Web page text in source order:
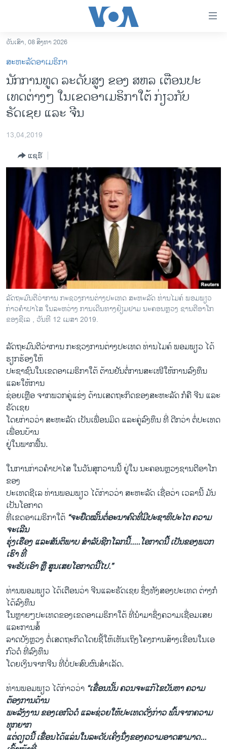
ເຂົ້າ
ຫາ
ຂ້າມ
ຂ້າມ
ຂ້າມ
ໄປ
ຫາ
ຊອກ
ລາວ
ອາເມຣິກາ
ການເລືອກຕັ້ງ ປະທານາທີບໍດີ ສະຫະລັດ 2024
ອິດສະຫຼະພາບດ້ານການຂ່າວ
ຊີວິດຊາວລາວ
ຊຸມຊົນຊາວລາວ
ວິທະຍາສາດ-ເທັກໂນໂລຈີ
ທຸລະກິດ
ພາສາອັງກິດ
ວີດີໂອ
ສຽງ
ລາຍງານ
ພາສາຕ່າງໆ
ວັນເສົາ, 08 ສິງຫາ 2026
ສະຫະລັດອາເມຣິກາ
ນັກການທູດ ລະດັບສູງ ຂ​ອງ ສ​ຫລ ເຕືອນ​ປະ​
ເທດ​ຕ່າງໆ ໃນເຂດອາເມຣິກາໃຕ້ ກ່ຽວ​ກັບ
ຣັດເຊຍ ແລະ ຈີນ
13,04,2019
ແຊຣ໌
ລັດຖະມົນຕີວ່າການ ກະຊວງການຕ່າງປະເທດ ສະຫະລັດ ທ່ານໄມຄ໌ ພອມພຽວ
ກ່າວຄຳປາໄສ ໃນລະຫວ່າງ ການເດີນທາງຢ້ຽມຢາມ ນະຄອນຫຼວງ ຊານຕີອາໂກ
ຂອງຊີເລ , ວັນທີ 12 ເມສາ 2019.
ລັດຖະມົນຕີວ່າການ ກະຊວງການຕ່າງປະເທດ ທ່ານໄມຄ໌ ພອມພຽວ ໄດ້
ຮຽກຮ້ອງໃຫ້
ປະຊາຊົນໃນເຂດອາເມຣິກາໃຕ້ ຕ້ານຢັນຕໍ່ການສະເໜີໃຫ້ການລົງທຶນ
ແລະໃຫ້ການ
ຊ່ອຍເຫຼືອ ຈາກພວກຄູ່ແຂ່ງ ດ້ານເສດຖະກິດຂອງສະຫະລັດ ກໍຄື ຈີນ ແລະ
ຣັດເຊຍ
ໂດຍກ່າວວ່າ ສະຫະລັດ ເປັນເພື່ອນມິດ ແລະຄູ່ລົງທຶນ ທີ່ ດີກວ່າ ຕໍ່ປະເທດ
ເພື່ອນບ້ານ
ຢູ່ໃນພາກພື້ນ.
ໃນການກ່າວຄຳປາໄສ ໃນວັນສຸກວານນີ້ ຢູ່ໃນ ນະຄອນຫຼວງຊານຕີອາໂກ
ຂອງ
ປະເທດຊີເລ ທ່ານພອມພຽວ ໄດ້ກ່າວວ່າ ສະຫະລັດ ເຊື່ອວ່າ ເວລານີ້ ມັນ
ເປັນໂອກາດ
ທີ່ເຂດອາເມຣິກາໃຕ້ “ຈະຢຶດໝັ້ນຕໍ່ອະນາຄົດທີ່ມີປະຊາທິປະໄຕ ຄວາມ
ຈະເລີນ
ຮຸ່ງເຮືອງ ແລະສັນຕິພາບ ສຳລັບຊີກໂລກນີ້.....ໂອກາດນີ້ ເປັນຂອງພວກ
ເຮົາ ທີ່
ຈະຮັບເອົາ ຫຼື ສູນເສຍໂອກາດນີ້​ໄປ.”
ທ່ານພອມພຽວ ໄດ້ເຕືອນວ່າ ຈີນແລະຣັດເຊຍ ​ຊຶ່ງທັງສອງປະເທດ ​ຕ່າງ​ກໍ​
ໄດ້ລົງທຶນ
ໃນຫຼາຍໆປະເທດຂອງເຂດອາເມຣິກາໃຕ້ ​ທີ່ນຳມາຊຶ່ງ​ຄວາມ​ເຊື່ອມ​ເສຍ
ແລະການສໍ້
ລາດບັງຫຼວງ ຕໍ່ເສດຖະກິດໂດຍຊີ້ໃຫ້ເຫັນເຖິງໂຄງການສ້າງເຂື່ອນໃນເອ
ກົວດໍ ທີ່ລົງທຶນ
ໂດຍເງິນຈາກຈີນ ທີ່ບໍ່ປະສົບຜົນສຳເລັດ.
ທ່ານພອມພຽວ ໄດ້ກ່າວວ່າ “ເຂື່ອນນັ້ນ ຄວນຈະແກ້ໄຂບັນຫາ ຄວາມ
ຕ້ອງການດ້ານ
ພະລັງງານ ຂອງເອກົວດໍ ແລະຊ່ວຍໃຫ້ປະເທດ​ດັ່ງ​ກ່າວ ພົ້ນຈາກຄວາມ
ທຸກຍາກ
ແຕ່ດຽວນີ້ ເຂື່ອນໄດ້ແລ່ນໃນລະດັບເຄິ່ງນຶ່ງຂອງຄວາມອາດສາມາດ...